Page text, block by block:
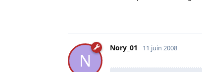
N
Nory_01 11 juin 2008